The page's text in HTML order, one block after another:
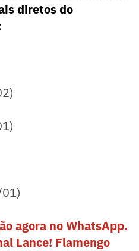
diretos do
agora no WhatsApp.
Lance! Flamengo